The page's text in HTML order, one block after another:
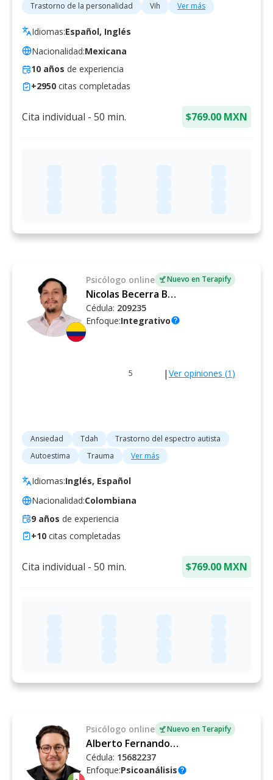
Trastorno de la personalidad
Vih Ver más
Idiomas:Español, Inglés
Nacionalidad:Mexicana
10 años de experiencia
+2950 citas completadas
Cita individual - 50 min. $769.00 MXN
Psicólogo online Nuevo en Terapify
Nicolas Becerra Ballen
Cédula: 209235
Enfoque:Integrativohelp
5 | Ver opiniones (1 )
Ansiedad Tdah
Trastorno del espectro autista
Autoestima
Trauma Ver más
Idiomas:Inglés, Español
Nacionalidad:Colombiana
9 años de experiencia
+10 citas completadas
Cita individual - 50 min. $769.00 MXN
Psicólogo online Nuevo en Terapify
Alberto Fernando Schietekat Soler
Cédula: 15682237
Enfoque:Psicoanálisishelp